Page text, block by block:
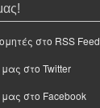
στο RSS Feed
στο Twitter
στο Facebook